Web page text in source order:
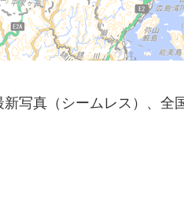
新写真（シームレス）、全